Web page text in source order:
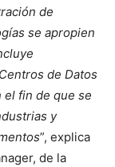
de
se apropien
de Datos
el fin de que se
y
”, explica
de la